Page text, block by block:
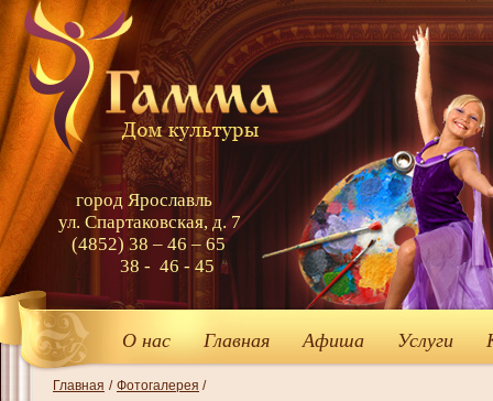
О нас Главная Афиша Услуги
город Ярославль
ул. Спартаковская, д. 7
(4852) 38 – 46 – 65
38 - 46 - 45
Главная / Фотогалерея /